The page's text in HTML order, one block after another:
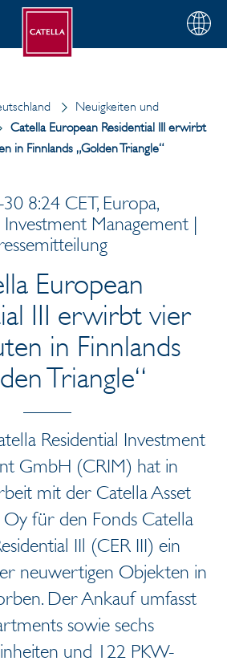
Wählen
Sie
Neuigkeiten und
Catella European Residential III erwirbt
in Finnlands „Golden Triangle“
8:24 CET, Europa,
Management |
European
III erwirbt vier
in Finnlands
Triangle“
Residential Investment
GmbH (CRIM) hat in
mit der Catella Asset
Oy für den Fonds Catella
IIl (CER III) ein
neuwertigen Objekten in
Der Ankauf umfasst
sowie sechs
und 122 PKW-